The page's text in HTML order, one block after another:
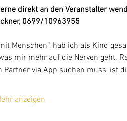
direkt an den Veranstalter
0699/10963955
Menschen“, hab ich als Kind
mir mehr auf die Nerven geht.
via App suchen muss, ist
anzeigen